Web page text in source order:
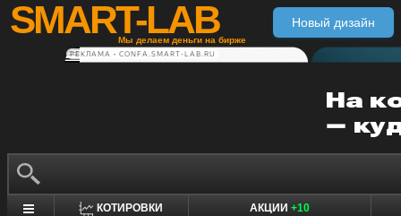
SMART-LAB
Мы делаем деньги на бирже
Новый дизайн
РЕКЛАМА • CONFA.SMART-LAB.RU
КОТИРОВКИ АКЦИИ +10